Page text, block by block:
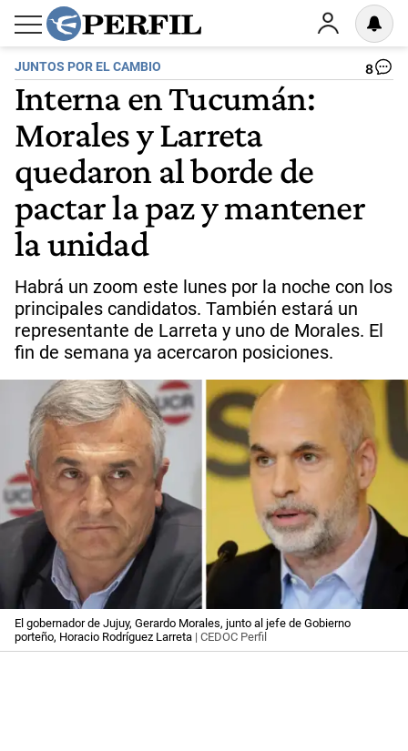
JUNTOS POR EL CAMBIO 8
Interna en Tucumán:
Morales y Larreta
quedaron al borde de
pactar la paz y mantener
la unidad
Habrá un zoom este lunes por la noche con los
principales candidatos. También estará un
representante de Larreta y uno de Morales. El
fin de semana ya acercaron posiciones.
El gobernador de Jujuy, Gerardo Morales, junto al jefe de Gobierno
porteño, Horacio Rodríguez Larreta | CEDOC Perfil